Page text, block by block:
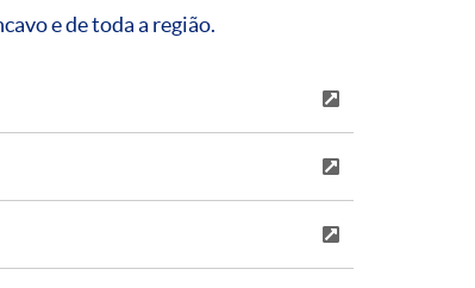
e de toda a região.